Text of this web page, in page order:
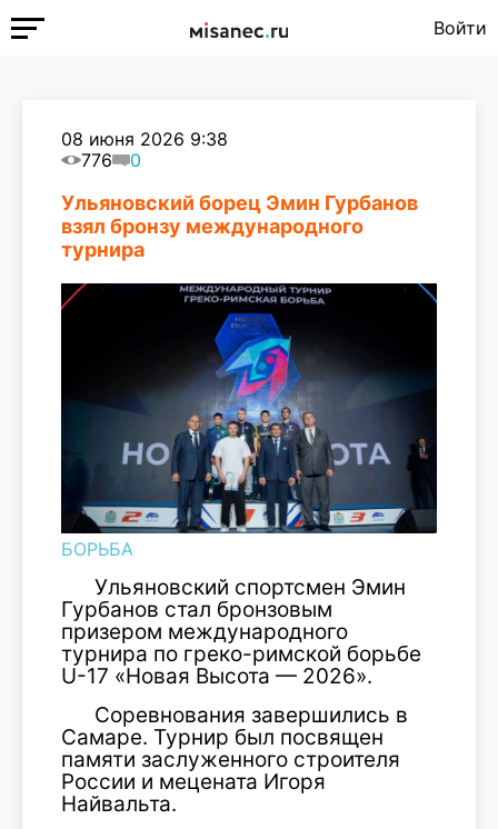
Войти
08 июня 2026 9:38
776
0
Ульяновский борец Эмин Гурбанов
взял бронзу международного
турнира
БОРЬБА
Ульяновский спортсмен Эмин
Гурбанов стал бронзовым
призером международного
турнира по греко-римской борьбе
U-17 «Новая Высота — 2026».
Соревнования завершились в
Самаре. Турнир был посвящен
памяти заслуженного строителя
России и мецената Игоря
Найвальта.